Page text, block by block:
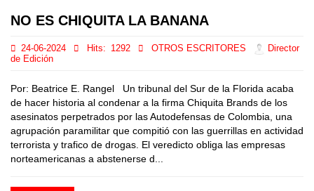
NO ES CHIQUITA LA BANANA
24-06-2024 Hits: 1292 OTROS ESCRITORES
Director
de Edición
Por: Beatrice E. Rangel Un tribunal del Sur de la Florida acaba
de hacer historia al condenar a la firma Chiquita Brands de los
asesinatos perpetrados por las Autodefensas de Colombia, una
agrupación paramilitar que compitió con las guerrillas en actividad
terrorista y trafico de drogas. El veredicto obliga las empresas
norteamericanas a abstenerse d...